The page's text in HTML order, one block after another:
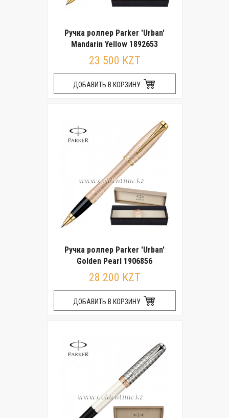
Ручка роллер Parker 'Urban'
Mandarin Yellow 1892653
23 500 KZT
ДОБАВИТЬ В КОРЗИНУ
Ручка роллер Parker 'Urban'
Golden Pearl 1906856
28 200 KZT
ДОБАВИТЬ В КОРЗИНУ